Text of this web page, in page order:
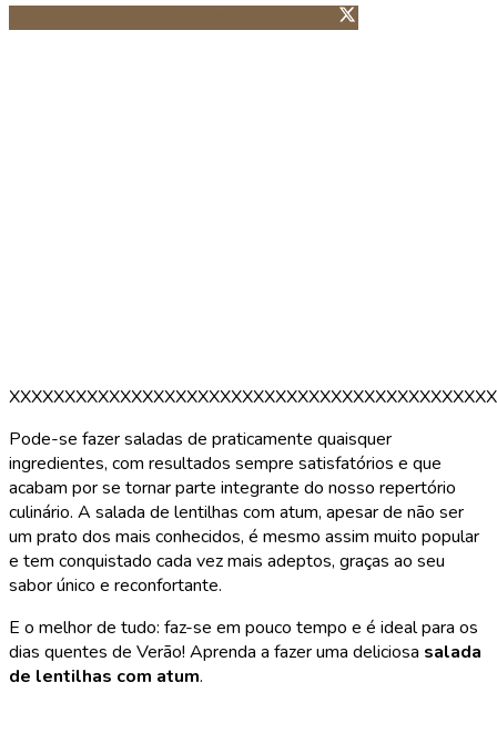
Guardar no Pinterest
Pode-se fazer saladas de praticamente quaisquer
ingredientes, com resultados sempre satisfatórios e que
acabam por se tornar parte integrante do nosso repertório
culinário. A salada de lentilhas com atum, apesar de não ser
um prato dos mais conhecidos, é mesmo assim muito popular
e tem conquistado cada vez mais adeptos, graças ao seu
sabor único e reconfortante.
E o melhor de tudo: faz-se em pouco tempo e é ideal para os
dias quentes de Verão! Aprenda a fazer uma deliciosa salada
de lentilhas com atum.